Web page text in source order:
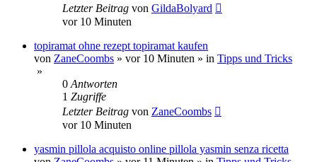
Letzter Beitrag von GildaBolyard
vor 10 Minuten
topiramat ohne rezept topiramat kaufen
von ZaneCoombs » vor 10 Minuten » in Tipps und Tricks
»
0 Antworten
1 Zugriffe
Letzter Beitrag von ZaneCoombs
vor 10 Minuten
yasmin pillola acquisto online pillola yasmin senza ricetta